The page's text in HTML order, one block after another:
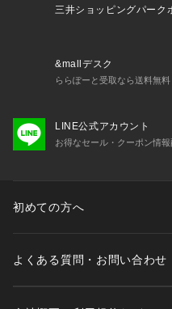
三井ショッピングパーク
&mallデスク
ららぽーと受取なら送料無料
LINE公式アカウント
お得なセール・クーポン情報
初めての方へ
よくある質問・お問い合わせ